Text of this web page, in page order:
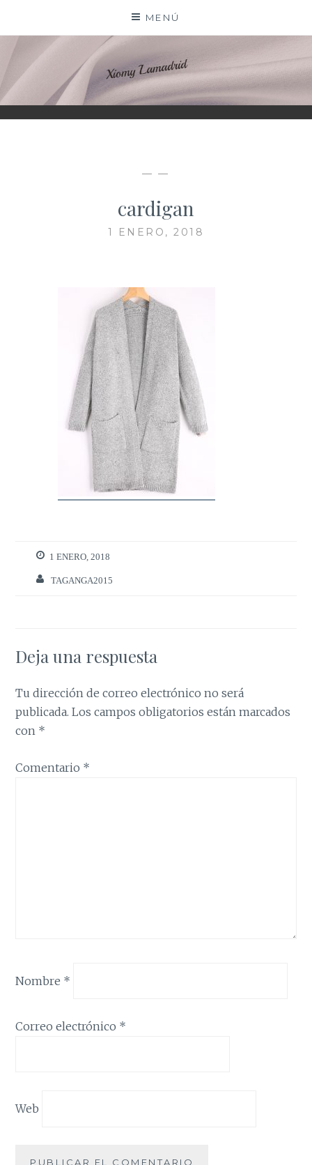
contenido
MENÚ
XIOMY LAMADRID
— —
cardigan
1 ENERO, 2018
1 ENERO, 2018
TAGANGA2015
Deja una respuesta
Tu dirección de correo electrónico no será
publicada. Los campos obligatorios están marcados
con *
Comentario *
Nombre *
Correo electrónico *
Web